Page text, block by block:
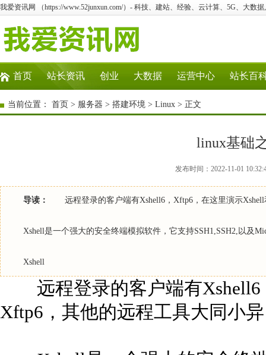
我爱资讯网 （https://www.52junxun.com/）- 科技、建站、经验、云计算、5G、大数
首页 站长资讯 创业 大数据 运营中心 站长百
当前位置： 首页 > 服务器 > 搭建环境 > Linux > 正文
linux基础
发布时间：2022-11-01
导读： 远程登录的客户端有Xshell6，Xftp6，在这里演示Xshell
Xshell是一个强大的安全终端模拟软件，它支持SSH1,SSH2,以及
Xshell
远程登录的客户端有Xshell6
Xftp6，其他的远程工具大同小异